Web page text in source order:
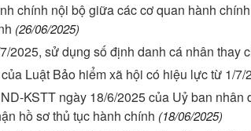
chính nội bộ giữa các cơ quan hành
(26/06/2025)
2025, sử dụng số định danh cá nhân thay
Luật Bảo hiểm xã hội có hiệu lực từ 1/7/
KSTT ngày 18/6/2025 của Uỷ ban
hồ sơ thủ tục hành chính (18/06/2025)